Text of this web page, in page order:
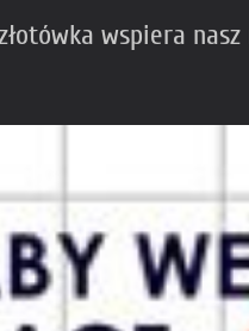
wspiera nasz